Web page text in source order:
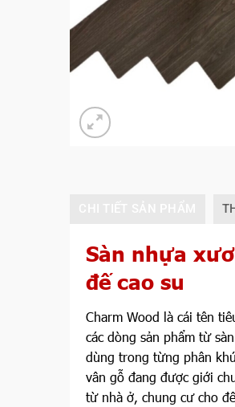
Sàn nhựa
đế cao su
Charm Wood là cái tên
các dòng sản phẩm từ
dùng trong từng phân
vân gỗ đang được giới
từ nhà ở, chung cư cho